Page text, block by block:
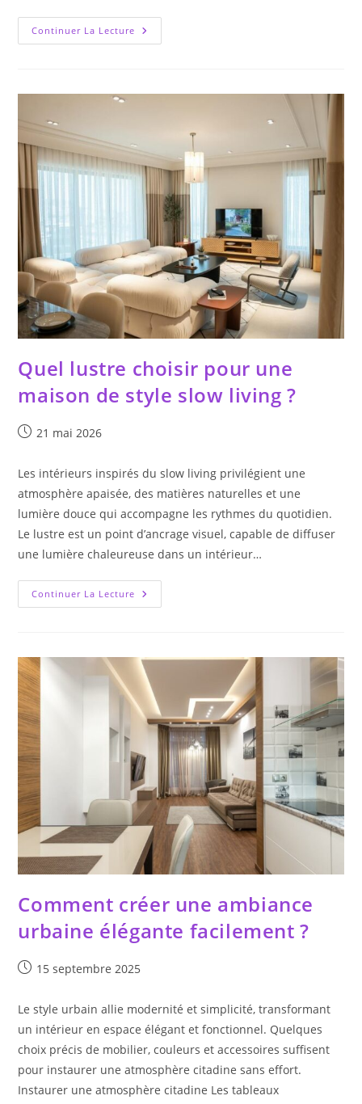
Continuer La Lecture Comment
Utiliser
Une
Quel lustre choisir pour une
maison de style slow living ?
Publication
21 mai 2026
Les intérieurs inspirés du slow living privilégient une
atmosphère apaisée, des matières naturelles et une
lumière douce qui accompagne les rythmes du quotidien.
Le lustre est un point d’ancrage visuel, capable de diffuser
une lumière chaleureuse dans un intérieur…
Continuer La Lecture Quel
Lustre
De
Style
Slow
Living
?
Comment créer une ambiance
urbaine élégante facilement ?
Publication
15 septembre 2025
Le style urbain allie modernité et simplicité, transformant
un intérieur en espace élégant et fonctionnel. Quelques
choix précis de mobilier, couleurs et accessoires suffisent
pour instaurer une atmosphère citadine sans effort.
Instaurer une atmosphère citadine Les tableaux